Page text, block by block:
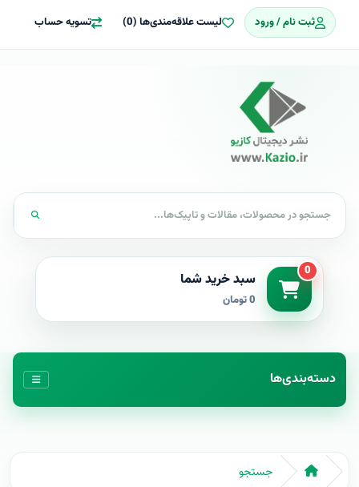
ثبت نام / ورود لیست علاقه‌مندی‌ها (0) تسویه حساب
0 سبد خرید شما
0 تومان
دسته‌بندی‌ها
جستجو